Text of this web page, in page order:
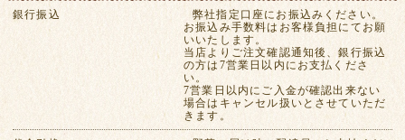
銀行振込
弊社指定口座にお振込みください。
お振込み手数料はお客様負担にてお願
いいたします。
当店よりご注文確認通知後、銀行振込
の方は7営業日以内にお支払くださ
い。
7営業日以内にご入金が確認出来ない
場合はキャンセル扱いとさせていただ
きます。